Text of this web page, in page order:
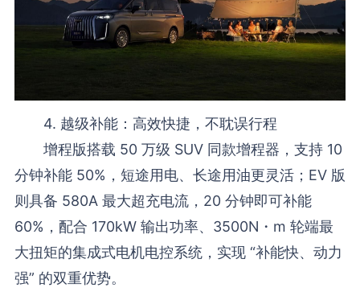
4. 越级补能：高效快捷，不耽误行程
增程版搭载 50 万级 SUV 同款增程器，支持 10
分钟补能 50%，短途用电、长途用油更灵活；EV 版
则具备 580A 最大超充电流，20 分钟即可补能
60%，配合 170kW 输出功率、3500N・m 轮端最
大扭矩的集成式电机电控系统，实现 “补能快、动力
强” 的双重优势。